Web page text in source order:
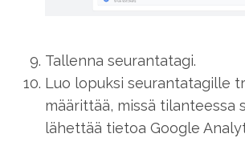
Tallenna seurantatagi.
Luo lopuksi seurantatagille
määrittää, missä tilanteessa
lähettää tietoa Google